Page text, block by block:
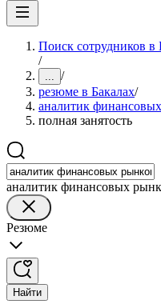
Поиск сотрудников в
/
... /
резюме в Бакалах/
аналитик
полная занятость
аналитик финансовых
Резюме
Найти